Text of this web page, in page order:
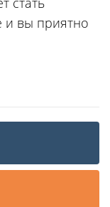
и вы приятно